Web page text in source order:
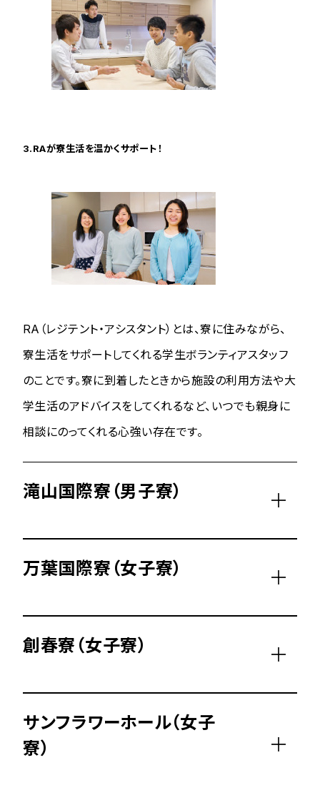
3.RAが寮生活を温かくサポート！
RA（レジテント・アシスタント）とは、寮に住みながら、
寮生活をサポートしてくれる学生ボランティアスタッフ
のことです。寮に到着したときから施設の利用方法や大
学生活のアドバイスをしてくれるなど、いつでも親身に
相談にのってくれる心強い存在です。
滝山国際寮（男子寮）
万葉国際寮（女子寮）
創春寮（女子寮）
サンフラワーホール（女子
寮）